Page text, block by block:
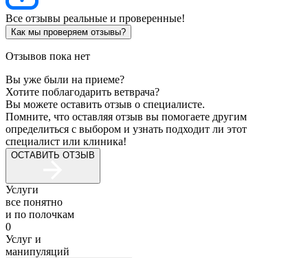
Все отзывы реальные и проверенные!
Как мы проверяем отзывы?
Отзывов пока нет
Вы уже были на приеме?
Хотите поблагодарить ветврача?
Вы можете оставить отзыв о специалисте.
Помните, что оставляя отзыв вы помогаете другим
определиться с выбором и узнать подходит ли этот
специалист или клиника!
ОСТАВИТЬ ОТЗЫВ
Услуги
все понятно
и по полочкам
0
Услуг и
манипуляций